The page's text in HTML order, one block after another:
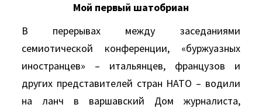
Мой первый шатобриан
В перерывах между заседаниями
семиотической конференции, «буржуазных
иностранцев» – итальянцев, французов и
других представителей стран НАТО – водили
на ланч в варшавский Дом журналиста,